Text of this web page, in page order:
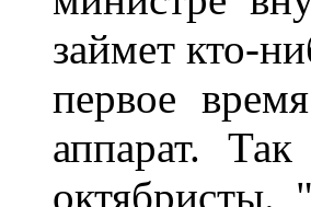
займет кто-
первое
аппарат.
октябристы.